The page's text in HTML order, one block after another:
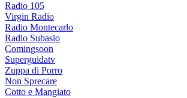
Radio 105
Virgin Radio
Radio Montecarlo
Radio Subasio
Comingsoon
Superguidatv
Zuppa di Porro
Non Sprecare
Cotto e Mangiato